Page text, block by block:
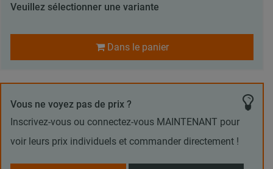
Veuillez sélectionner une variante
Dans le panier
Vous ne voyez pas de prix ?
Inscrivez-vous ou connectez-vous MAINTENANT pour
voir leurs prix individuels et commander directement !